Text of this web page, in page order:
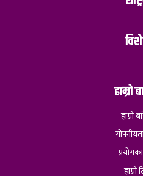
हाम्रो
हाम्रो
हाम्रो